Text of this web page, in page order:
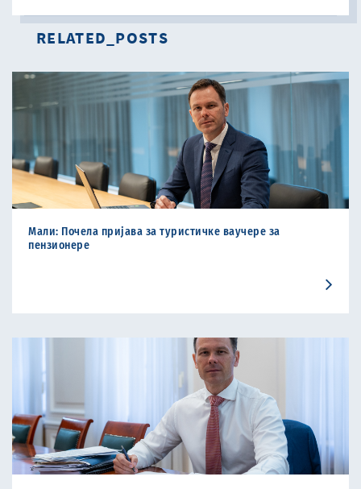
RELATED_POSTS
Мали: Почела пријава за туристичке ваучере за
пензиoнере